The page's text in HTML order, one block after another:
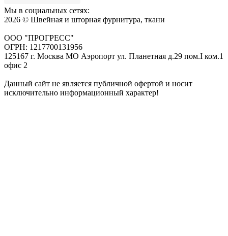
Мы в социальных сетях:
2026 © Швейная и шторная фурнитура, ткани
ООО "ПРОГРЕСС"
ОГРН: 1217700131956
125167 г. Москва МО Аэропорт ул. Планетная д.29 пом.I ком.1
офис 2
Данный сайт не является публичной офертой и носит
исключительно информационный характер!